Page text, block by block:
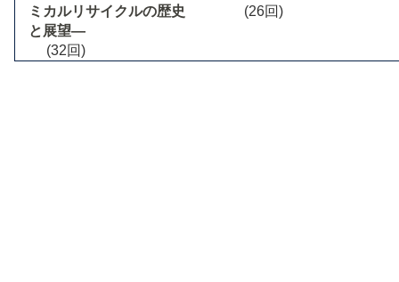
ミカルリサイクルの歴史
と展望―
(32回)
(26回)